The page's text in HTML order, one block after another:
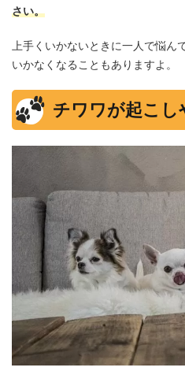
さい。
上手くいかないときに一人で悩ん
いかなくなることもありますよ。
チワワが起こし